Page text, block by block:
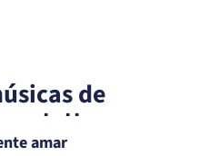
de
amar